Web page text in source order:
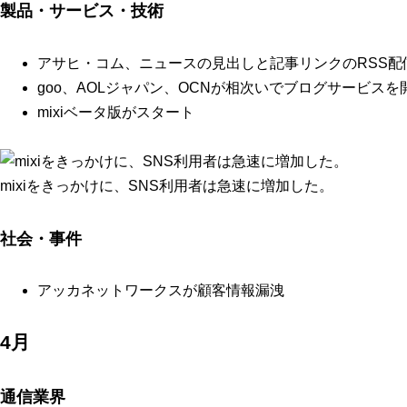
製品・サービス・技術
アサヒ・コム、ニュースの見出しと記事リンクのRSS配
goo、AOLジャパン、OCNが相次いでブログサービスを
mixiベータ版がスタート
mixiをきっかけに、SNS利用者は急速に増加した。
社会・事件
アッカネットワークスが顧客情報漏洩
4月
通信業界